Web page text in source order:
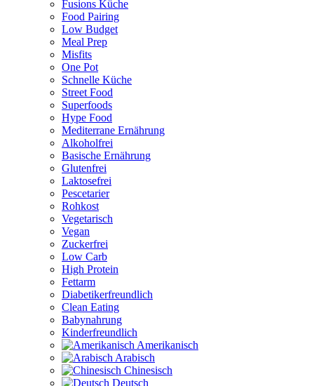
Fusions Küche
Food Pairing
Low Budget
Meal Prep
Misfits
One Pot
Schnelle Küche
Street Food
Superfoods
Hype Food
Mediterrane Ernährung
Alkoholfrei
Basische Ernährung
Glutenfrei
Laktosefrei
Pescetarier
Rohkost
Vegetarisch
Vegan
Zuckerfrei
Low Carb
High Protein
Fettarm
Diabetikerfreundlich
Clean Eating
Babynahrung
Kinderfreundlich
Amerikanisch
Arabisch
Chinesisch
Deutsch